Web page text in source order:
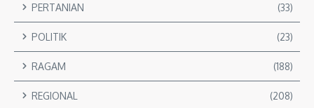
PERTANIAN (33)
POLITIK (23)
RAGAM (188)
REGIONAL (208)